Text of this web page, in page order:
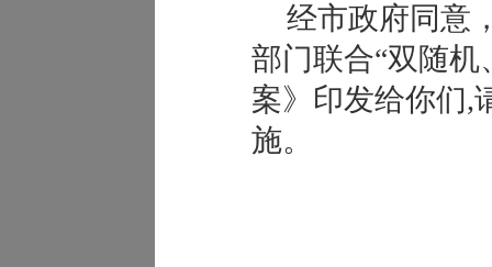
经市政府同意
部门联合“双随机
案》印发给你们,
施。